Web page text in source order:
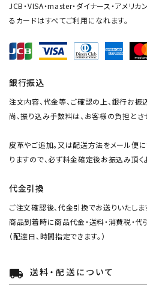
JCB・VISA・master・ダイナース・アメリ
るカードはすべてご利用になれます。
銀行振込
注文内容、代金等、ご確認の上、銀行お振
尚、振り込み手数料は、お客様の負担とさ
皮革やご追加。又は配送方法をメール便
りますので、必ず料金確定後お振込み頂く
代金引換
ご注文確認後、代金引換でお送りいたしま
商品到着時に商品代金・送料・消費税・代
（配達日、時間指定できます。）
local_shipping 送料・配送について